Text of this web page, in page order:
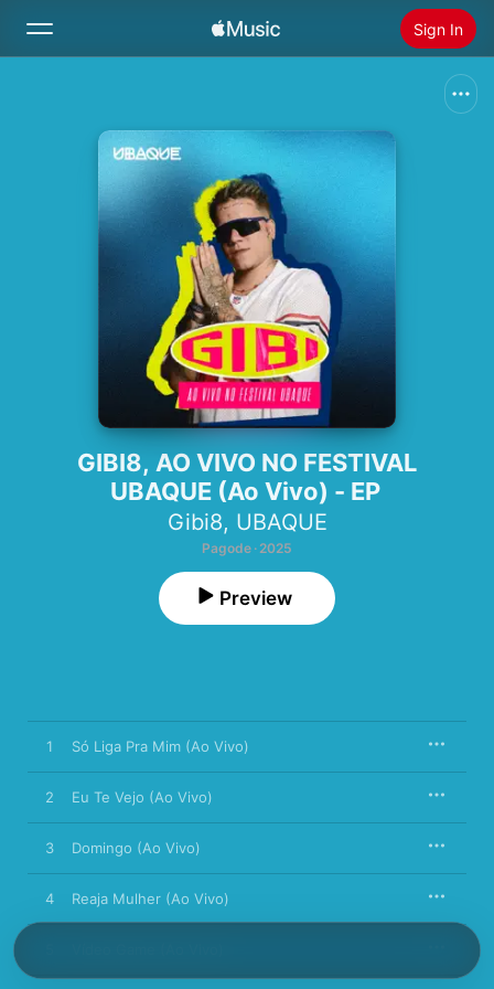
Sign In
Install Apple Music
GIBI8, AO VIVO NO FESTIVAL
UBAQUE (Ao Vivo) - EP
Gibi8, UBAQUE
Pagode · 2025
Preview
1 Só Liga Pra Mim (Ao Vivo)
2 Eu Te Vejo (Ao Vivo)
3 Domingo (Ao Vivo)
4 Reaja Mulher (Ao Vivo)